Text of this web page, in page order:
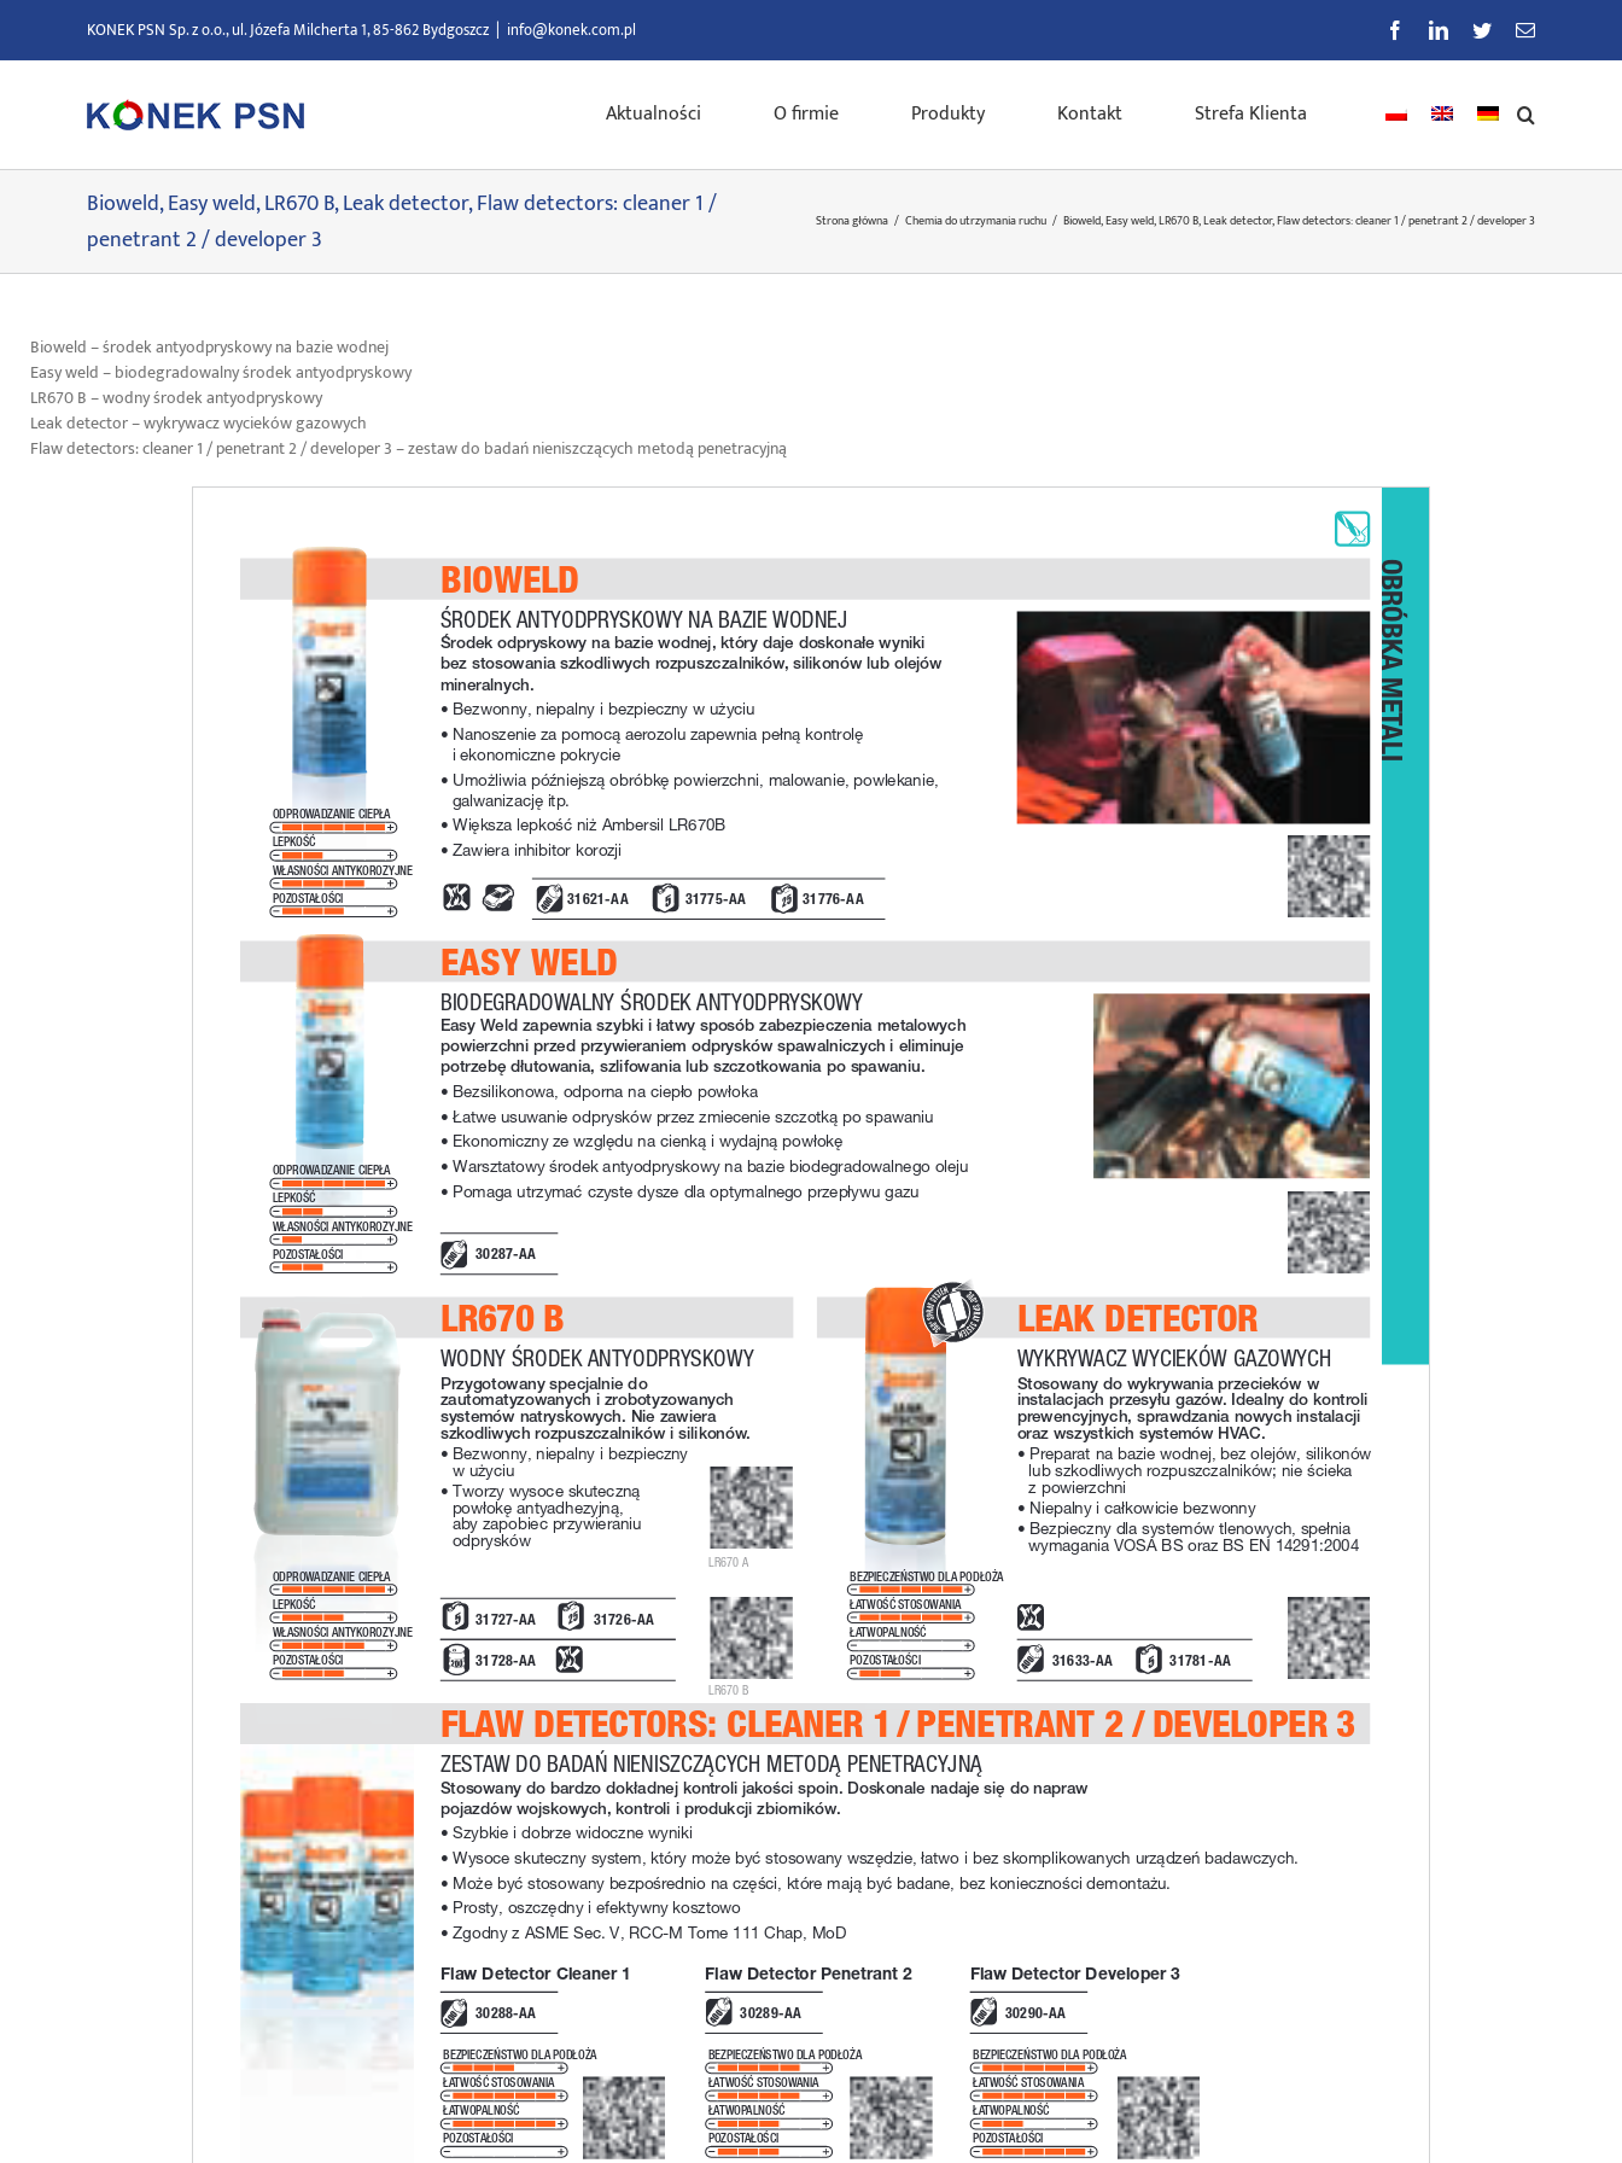
zawartości
KONEK PSN Sp. z o.o., ul. Józefa Milcherta 1, 85-862 Bydgoszcz | info@konek.com.pl FacebookLinkedIn
TwitterE-
Aktualności O firmie Produkty Kontakt Strefa Klienta
Bioweld, Easy weld, LR670 B, Leak detector, Flaw detectors: cleaner 1 /
penetrant 2 / developer 3
Strona główna / Chemia do utrzymania ruchu / Bioweld, Easy weld, LR670 B, Leak detector, Flaw detectors: cleaner 1 / penetrant 2 / developer 3
Bioweld – środek antyodpryskowy na bazie wodnej
Easy weld – biodegradowalny środek antyodpryskowy
LR670 B – wodny środek antyodpryskowy
Leak detector – wykrywacz wycieków gazowych
Flaw detectors: cleaner 1 / penetrant 2 / developer 3 – zestaw do badań nieniszczących metodą penetracyjną